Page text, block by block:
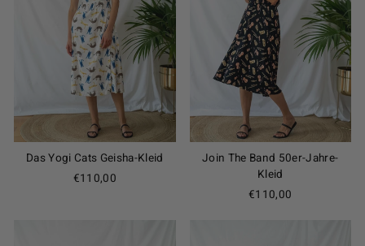
Das Yogi Cats Geisha-Kleid
€110,00
Join The Band 50er-Jahre-
Kleid
€110,00